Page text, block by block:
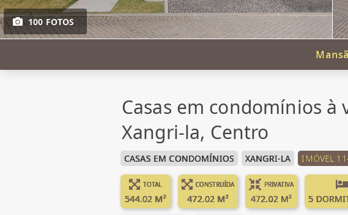
100 FOTOS
Casas em condomínios à
Xangri-la, Centro
CASAS EM CONDOMÍNIOS XANGRI-LA IMÓVEL
TOTAL
544.02 M²
CONSTRUÍDA
472.02 M²
PRIVATIVA
472.02 M² 5